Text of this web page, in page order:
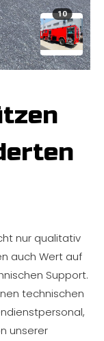
nur qualitativ
auch Wert auf
Support.
technischen
unserer